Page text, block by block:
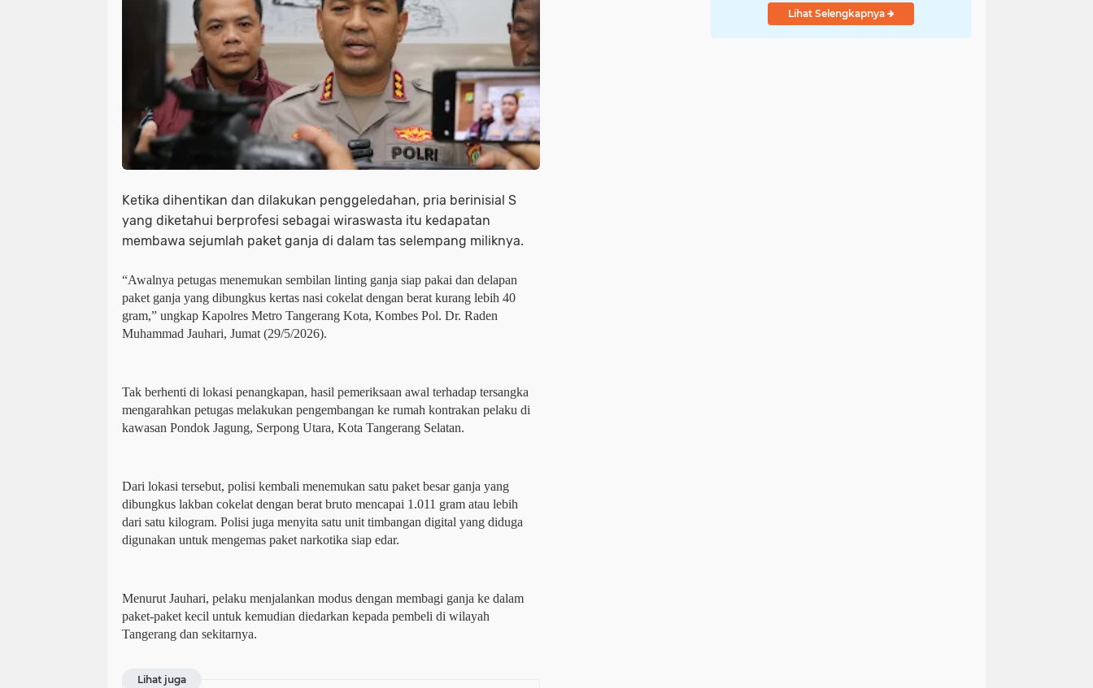
Ketika dihentikan dan dilakukan penggeledahan, pria berinisial S
yang diketahui berprofesi sebagai wiraswasta itu kedapatan
membawa sejumlah paket ganja di dalam tas selempang miliknya.
“Awalnya petugas menemukan sembilan linting ganja siap pakai dan delapan
paket ganja yang dibungkus kertas nasi cokelat dengan berat kurang lebih 40
gram,” ungkap Kapolres Metro Tangerang Kota, Kombes Pol. Dr. Raden
Muhammad Jauhari, Jumat (29/5/2026).
Tak berhenti di lokasi penangkapan, hasil pemeriksaan awal terhadap tersangka
mengarahkan petugas melakukan pengembangan ke rumah kontrakan pelaku di
kawasan Pondok Jagung, Serpong Utara, Kota Tangerang Selatan.
Dari lokasi tersebut, polisi kembali menemukan satu paket besar ganja yang
dibungkus lakban cokelat dengan berat bruto mencapai 1.011 gram atau lebih
dari satu kilogram. Polisi juga menyita satu unit timbangan digital yang diduga
digunakan untuk mengemas paket narkotika siap edar.
Menurut Jauhari, pelaku menjalankan modus dengan membagi ganja ke dalam
paket-paket kecil untuk kemudian diedarkan kepada pembeli di wilayah
Tangerang dan sekitarnya.
Lihat juga
Lihat Selengkapnya